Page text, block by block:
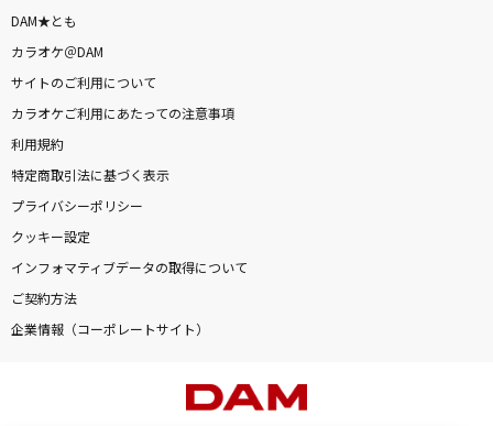
DAM★とも
カラオケ＠DAM
サイトのご利用について
カラオケご利用にあたっての注意事項
利用規約
特定商取引法に基づく表示
プライバシーポリシー
クッキー設定
インフォマティブデータの取得について
ご契約方法
企業情報（コーポレートサイト）